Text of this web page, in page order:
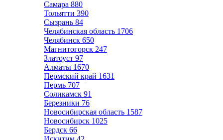
Самара 880
Тольятти 390
Сызрань 84
Челябинская область 1706
Челябинск 650
Магнитогорск 247
Златоуст 97
Алматы 1670
Пермский край 1631
Пермь 707
Соликамск 91
Березники 76
Новосибирская область 1587
Новосибирск 1025
Бердск 66